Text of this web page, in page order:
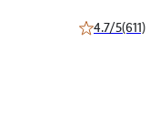
4.7/5(611)